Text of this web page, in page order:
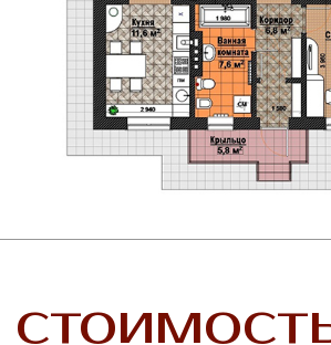
В этом видеоролике мы представляем вам
готовый коттедж проекта «Терем», который
станет идеальным домом для вашей семьи.
Вы сможете насладиться продуманной
планировкой, современными отделочными
материалами и высокими стандартами
технологии и удобное расположение.